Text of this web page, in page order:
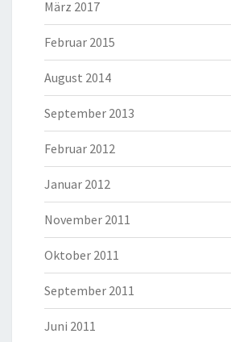
März 2017
Februar 2015
August 2014
September 2013
Februar 2012
Januar 2012
November 2011
Oktober 2011
September 2011
Juni 2011